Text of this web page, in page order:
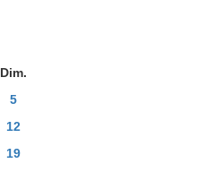
Dim.
5
12
19